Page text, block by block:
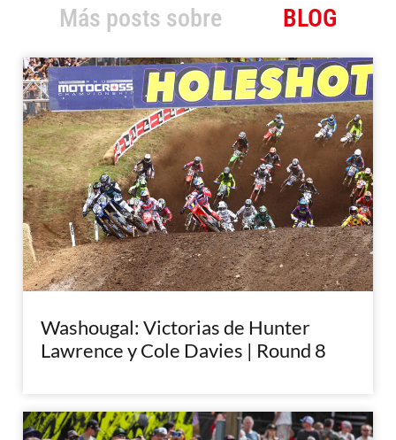
Más posts sobre BLOG
Washougal: Victorias de Hunter
Lawrence y Cole Davies | Round 8